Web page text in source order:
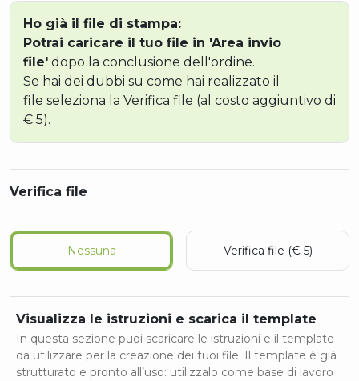
Ho già il file di stampa:
Potrai caricare il tuo file in 'Area invio
file' dopo la conclusione dell'ordine.
Se hai dei dubbi su come hai realizzato il
file seleziona la Verifica file (al costo aggiuntivo di
€ 5).
Verifica file
Nessuna Verifica file (€ 5)
Visualizza le istruzioni e scarica il template
In questa sezione puoi scaricare le istruzioni e il template
da utilizzare per la creazione dei tuoi file. Il template è già
strutturato e pronto all’uso: utilizzalo come base di lavoro